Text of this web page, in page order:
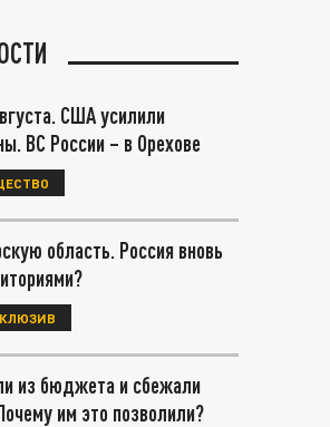
США усилили
ВС России – в Орехове
область. Россия вновь
из бюджета и сбежали
им это позволили?